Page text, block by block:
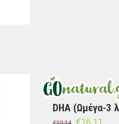
DHA (Ωμέγα-3
€16.11